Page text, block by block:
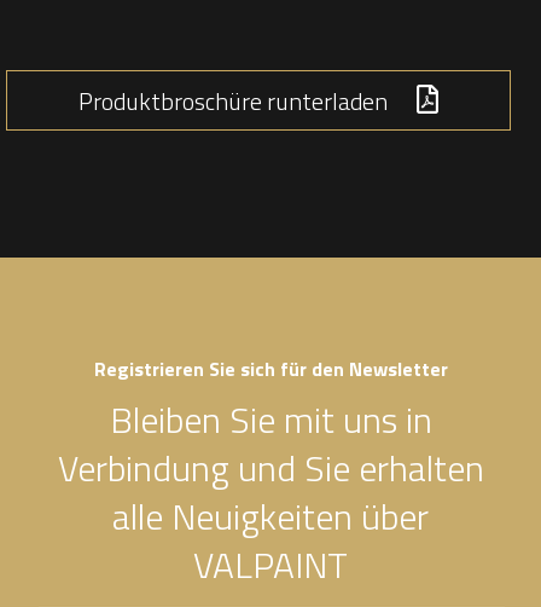
Produktbroschüre runterladen
Registrieren Sie sich für den Newsletter
Bleiben Sie mit uns in
Verbindung und Sie erhalten
alle Neuigkeiten über
VALPAINT